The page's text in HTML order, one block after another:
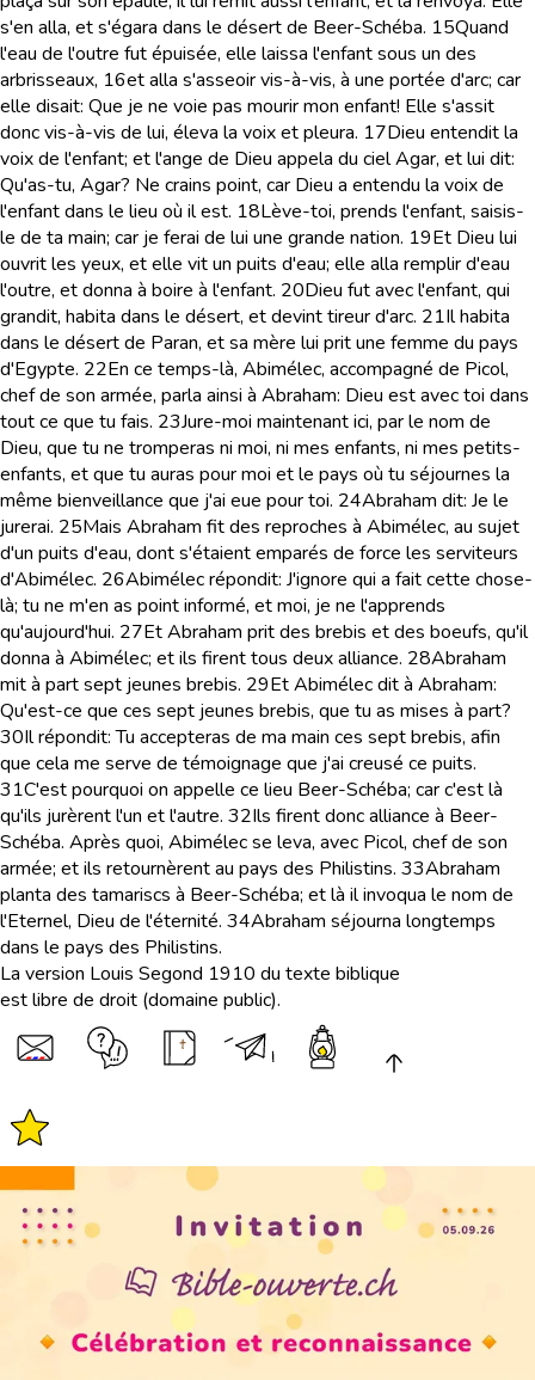
s'en alla, et s'égara dans le désert de Beer-Schéba. 15Quand
l'eau de l'outre fut épuisée, elle laissa l'enfant sous un des
arbrisseaux, 16et alla s'asseoir vis-à-vis, à une portée d'arc; car
elle disait: Que je ne voie pas mourir mon enfant! Elle s'assit
donc vis-à-vis de lui, éleva la voix et pleura. 17Dieu entendit la
voix de l'enfant; et l'ange de Dieu appela du ciel Agar, et lui dit:
Qu'as-tu, Agar? Ne crains point, car Dieu a entendu la voix de
l'enfant dans le lieu où il est. 18Lève-toi, prends l'enfant, saisis-
le de ta main; car je ferai de lui une grande nation. 19Et Dieu lui
ouvrit les yeux, et elle vit un puits d'eau; elle alla remplir d'eau
l'outre, et donna à boire à l'enfant. 20Dieu fut avec l'enfant, qui
grandit, habita dans le désert, et devint tireur d'arc. 21Il habita
dans le désert de Paran, et sa mère lui prit une femme du pays
d'Egypte. 22En ce temps-là, Abimélec, accompagné de Picol,
chef de son armée, parla ainsi à Abraham: Dieu est avec toi dans
tout ce que tu fais. 23Jure-moi maintenant ici, par le nom de
Dieu, que tu ne tromperas ni moi, ni mes enfants, ni mes petits-
enfants, et que tu auras pour moi et le pays où tu séjournes la
même bienveillance que j'ai eue pour toi. 24Abraham dit: Je le
jurerai. 25Mais Abraham fit des reproches à Abimélec, au sujet
d'un puits d'eau, dont s'étaient emparés de force les serviteurs
d'Abimélec. 26Abimélec répondit: J'ignore qui a fait cette chose-
là; tu ne m'en as point informé, et moi, je ne l'apprends
qu'aujourd'hui. 27Et Abraham prit des brebis et des boeufs, qu'il
donna à Abimélec; et ils firent tous deux alliance. 28Abraham
mit à part sept jeunes brebis. 29Et Abimélec dit à Abraham:
Qu'est-ce que ces sept jeunes brebis, que tu as mises à part?
30Il répondit: Tu accepteras de ma main ces sept brebis, afin
que cela me serve de témoignage que j'ai creusé ce puits.
31C'est pourquoi on appelle ce lieu Beer-Schéba; car c'est là
qu'ils jurèrent l'un et l'autre. 32Ils firent donc alliance à Beer-
Schéba. Après quoi, Abimélec se leva, avec Picol, chef de son
armée; et ils retournèrent au pays des Philistins. 33Abraham
planta des tamariscs à Beer-Schéba; et là il invoqua le nom de
l'Eternel, Dieu de l'éternité. 34Abraham séjourna longtemps
dans le pays des Philistins.
La version Louis Segond 1910 du texte biblique
est libre de droit (domaine public).